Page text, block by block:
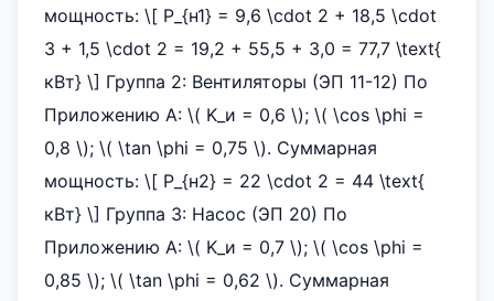
мощность: \[ P_{н1} = 9,6 \cdot 2 + 18,5 \cdot
3 + 1,5 \cdot 2 = 19,2 + 55,5 + 3,0 = 77,7 \text{
кВт} \] Группа 2: Вентиляторы (ЭП 11-12) По
Приложению А: \( K_и = 0,6 \); \( \cos \phi =
0,8 \); \( \tan \phi = 0,75 \). Суммарная
мощность: \[ P_{н2} = 22 \cdot 2 = 44 \text{
кВт} \] Группа 3: Насос (ЭП 20) По
Приложению А: \( K_и = 0,7 \); \( \cos \phi =
0,85 \); \( \tan \phi = 0,62 \). Суммарная